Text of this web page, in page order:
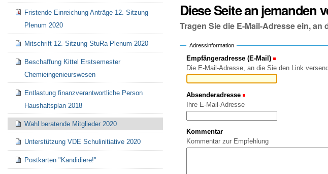
Diese Seite an jemanden
Tragen Sie die E-Mail-Adresse ein,
Adressinformation
Empfängeradresse (E-Mail)
Die E-Mail-Adresse, an die Sie den Link
Absenderadresse
Ihre E-Mail-Adresse
Kommentar
Kommentar zur Empfehlung
Fristende Einreichung Anträge 12. Sitzung
Plenum 2020
Mitschrift 12. Sitzung StuRa Plenum 2020
Beschaffung Kittel Erstsemester
Chemieingenieurswesen
Entlastung finanzverantwortliche Person
Haushaltsplan 2018
Wahl beratende Mitglieder 2020
Unterstützung VDE Schulinitiative 2020
Postkarten "Kandidiere!"